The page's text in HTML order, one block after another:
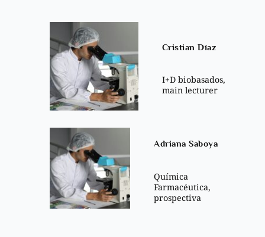
Cristian Díaz
I+D biobasados,
main lecturer
Adriana Saboya
Química
Farmacéutica,
prospectiva